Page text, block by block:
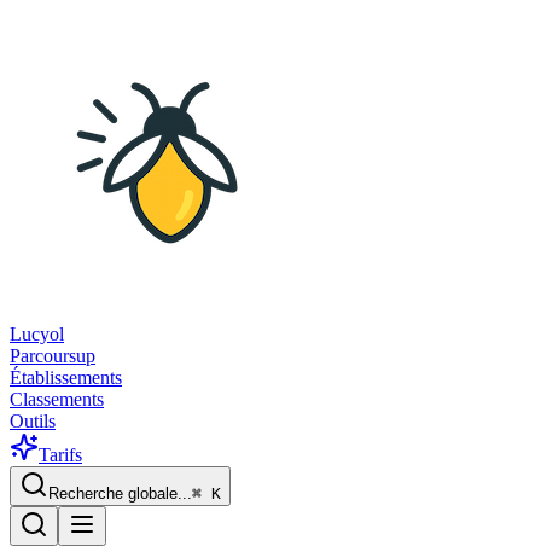
Lucyol
Parcoursup
Établissements
Classements
Outils
Tarifs
Recherche globale...⌘ K